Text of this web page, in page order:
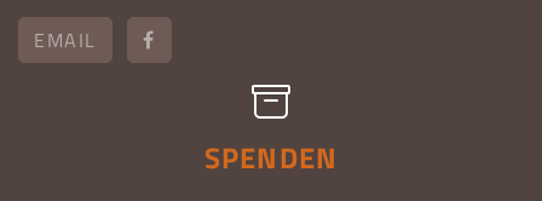
EMAIL
SPENDEN